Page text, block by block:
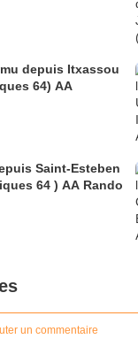
depuis Itxassou
64) AA
Saint-Esteben
64 ) AA Rando
un commentaire